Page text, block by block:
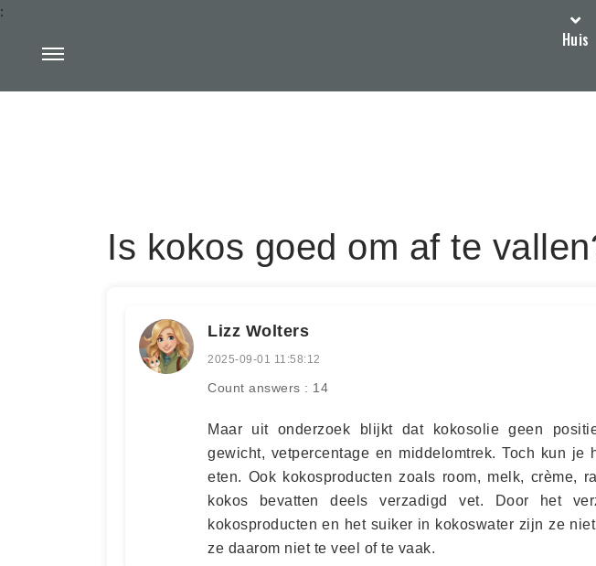
Huis
:
Is kokos goed om af te
Lizz Wolters
2025-09-01 11:58:12
Count answers : 14
Maar uit onderzoek blijkt dat kokosolie geen
gewicht, vetpercentage en middelomtrek. Toch kun je
eten. Ook kokosproducten zoals room, melk, crème,
kokos bevatten deels verzadigd vet. Door het
kokosproducten en het suiker in kokoswater zijn ze
ze daarom niet te veel of te vaak.